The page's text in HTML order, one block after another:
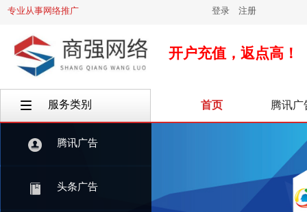
登录 注册
专业从事网络推广
开户充值，返点高！
首页 腾讯广
按钮文本
服务类别
腾讯广告
头条广告